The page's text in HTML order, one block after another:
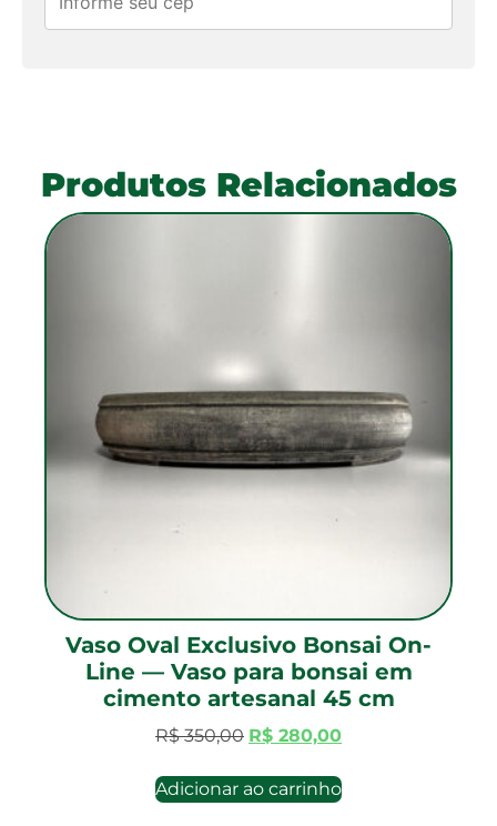
Produtos Relacionados
Vaso Oval Exclusivo Bonsai On-
Line — Vaso para bonsai em
cimento artesanal 45 cm
R$350,00 R$ 280,00
Adicionar ao carrinho